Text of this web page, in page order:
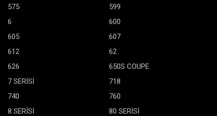
575
599
6
600
605
607
612
62
626
650S COUPE
7 SERİSİ
718
740
760
8 SERİSİ
80 SERİSİ